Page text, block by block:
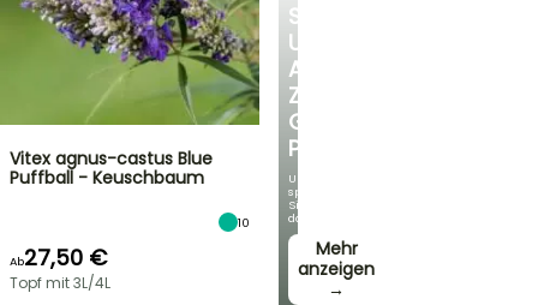
SIE
UNSERE
AUSWAHL
ZU
GÜNSTIGEN
PREISEN
Und
sparen
Sie
dabei!
Mehr
anzeigen
→
Vitex agnus-castus Blue
Puffball - Keuschbaum
10
Ab27,50 €
Topf mit 3L/4L